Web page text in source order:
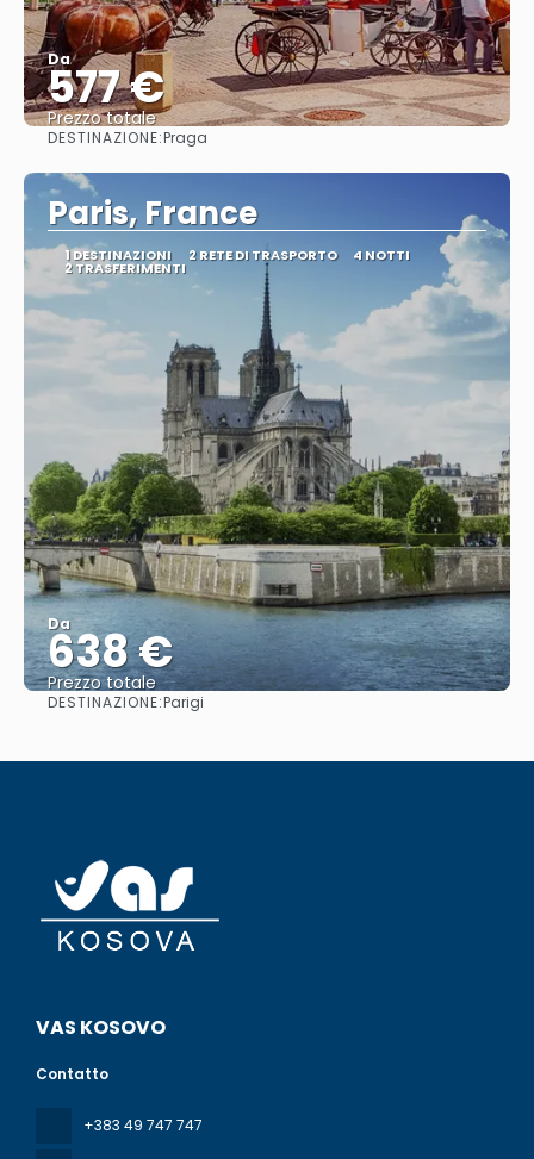
Da
577 €
Prezzo totale
DESTINAZIONE:Praga
Paris, France
1 DESTINAZIONI 2 RETE DI TRASPORTO 4 NOTTI
2 TRASFERIMENTI
Da
638 €
Prezzo totale
DESTINAZIONE:Parigi
VAS KOSOVO
Contatto
+383 49 747 747